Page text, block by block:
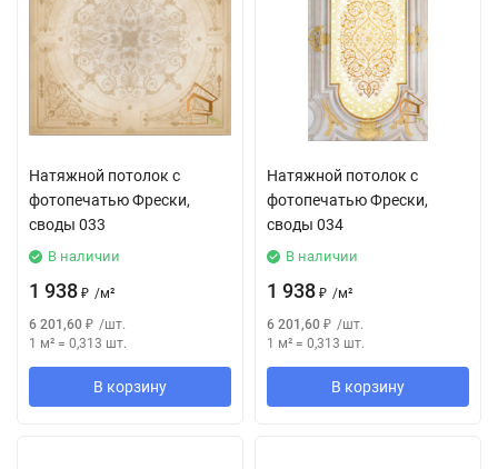
Натяжной потолок с
фотопечатью Фрески,
своды 033
В наличии
1 938 ₽ /м²
6 201,60 ₽ /шт.
1 м² = 0,313 шт.
В корзину
Натяжной потолок с
фотопечатью Фрески,
своды 034
В наличии
1 938 ₽ /м²
6 201,60 ₽ /шт.
1 м² = 0,313 шт.
В корзину